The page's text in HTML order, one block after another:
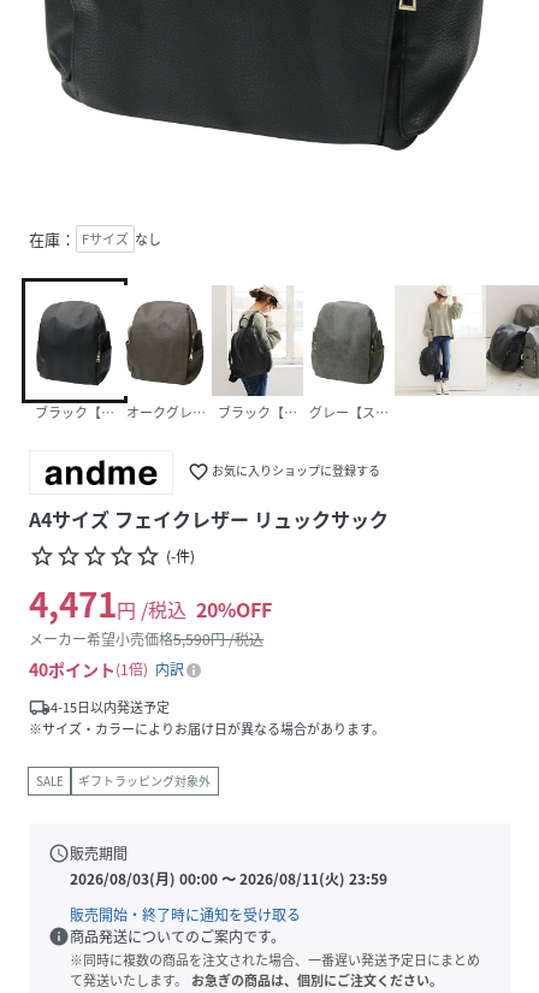
在庫： Fサイズ なし
ブラック【シボ】オークグレー【シボ】ブラック【スムース】グレー【スムース】
favorite_border お気に入りショップに登録する
A4サイズ フェイクレザー リュックサック
star_borderstar_borderstar_borderstar_borderstar_border (-件)
4,471円 /税込 20%OFF
メーカー希望小売価格5,590円 /税込
40ポイント 1倍
内訳
local_shipping4-15日以内発送予定
※サイズ・カラーによりお届け日が異なる場合があります。
SALE ギフトラッピング対象外
schedule販売期間
2026/08/03(月) 00:00〜2026/08/11(火) 23:59
販売開始・終了時に通知を受け取る
info商品発送についてのご案内です。
※同時に複数の商品を注文された場合、一番遅い発送予定日にまとめ
て発送いたします。
お急ぎの商品は、個別にご注文ください。